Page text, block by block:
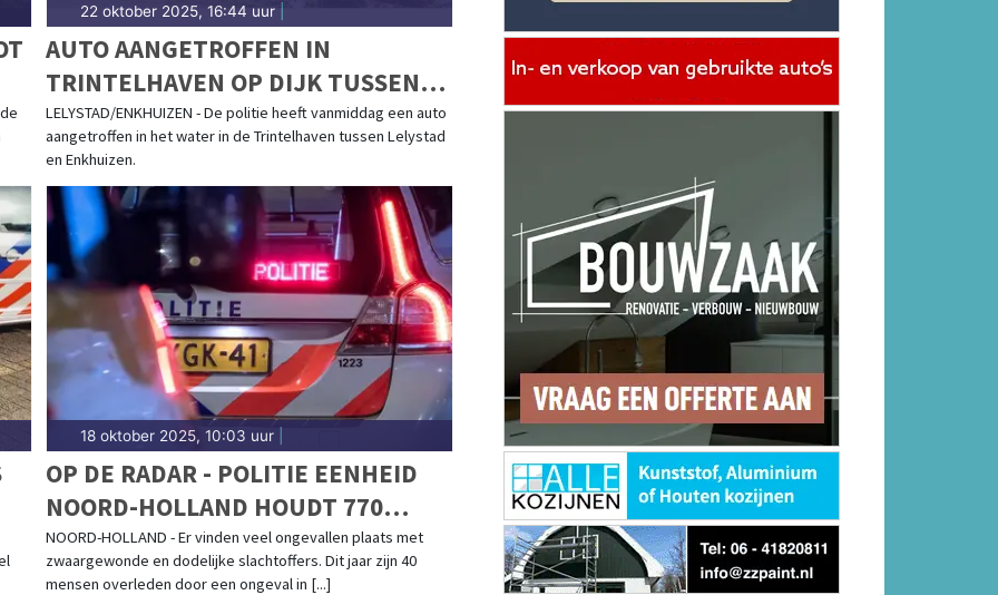
22 oktober 2025, 16:44 uur|
AUTO AANGETROFFEN IN
TRINTELHAVEN OP DIJK TUSSEN
LELYSTAD EN ENKHUIZEN
LELYSTAD/ENKHUIZEN - De politie heeft vanmiddag een auto
aangetroffen in het water in de Trintelhaven tussen Lelystad
en Enkhuizen.
18 oktober 2025, 10:03 uur|
OP DE RADAR - POLITIE EENHEID
NOORD-HOLLAND HOUDT 770
MENSEN EXTRA IN DE GATEN IN
HET VERKEER
NOORD-HOLLAND - Er vinden veel ongevallen plaats met
zwaargewonde en dodelijke slachtoffers. Dit jaar zijn 40
mensen overleden door een ongeval in [...]